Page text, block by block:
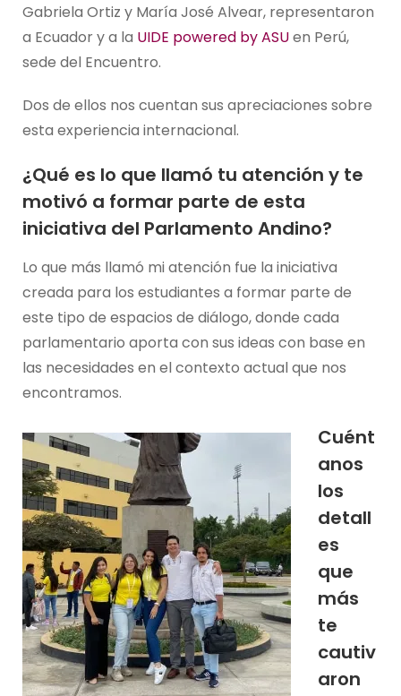
Gabriela Ortiz y María José Alvear, representaron
a Ecuador y a la UIDE powered by ASUen Perú,
sede del Encuentro.
Dos de ellos nos cuentan sus apreciaciones sobre
esta experiencia internacional.
¿Qué es lo que llamó tu atención y te
motivó a formar parte de esta
iniciativa del Parlamento Andino?
Lo que más llamó mi atención fue la iniciativa
creada para los estudiantes a formar parte de
este tipo de espacios de diálogo, donde cada
parlamentario aporta con sus ideas con base en
las necesidades en el contexto actual que nos
encontramos.
Cuént
anos
los
detall
es
que
más
te
cautiv
aron